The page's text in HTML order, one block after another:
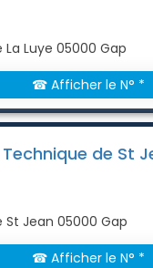
La Luye 05000 Gap
☎ Afficher le N° *
de St
St Jean 05000 Gap
☎ Afficher le N° *